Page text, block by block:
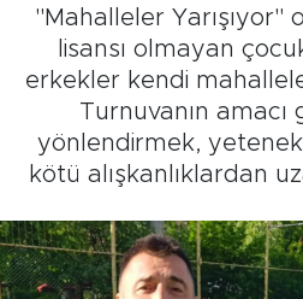
"Mahalleler Yarışıyor"
lisansı olmayan
erkekler kendi
Turnuvanın amacı
yönlendirmek,
kötü alışkanlıklardan